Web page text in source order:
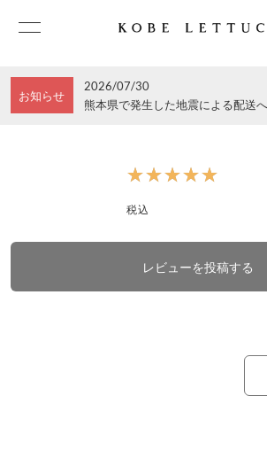
お知らせ
2026/07/30
熊本県で発生した地震による配送
★★★★★
★★★★★
税込
レビューを投稿する